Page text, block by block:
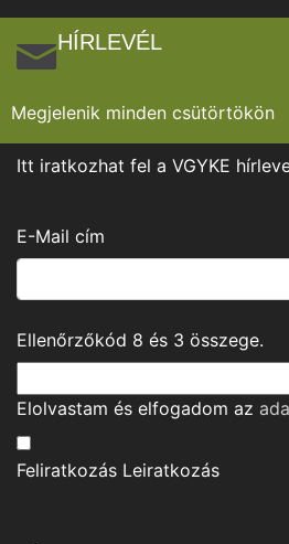
HÍRLEVÉL
Megjelenik minden csütörtökön
Itt iratkozhat fel a VGYKE
E-Mail cím
Ellenőrzőkód 8 és 3 összege.
Elolvastam és elfogadom az
Feliratkozás Leiratkozás